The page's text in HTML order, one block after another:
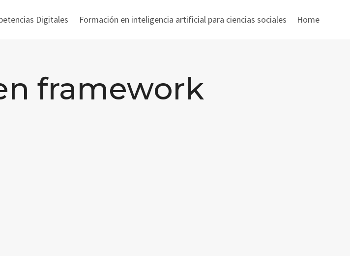
Digitales Formación en inteligencia artificial para ciencias sociales Home
framework